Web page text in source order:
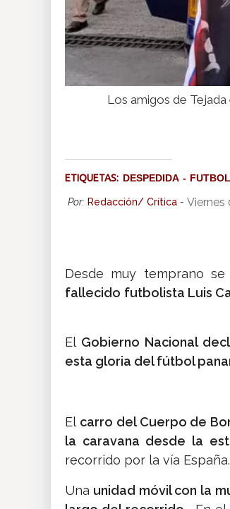
Los amigos de
ETIQUETAS: DESPEDIDA
Por: Redacción/ Crítica - Viernes
Desde muy temprano se
fallecido futbolista Luis
ElGobierno Nacional
esta gloria del fútbol
El carro del Cuerpo de
la caravana desde la
recorrido por la vía España.
Una unidad móvil con la